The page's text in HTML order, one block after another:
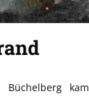
Büchelberg